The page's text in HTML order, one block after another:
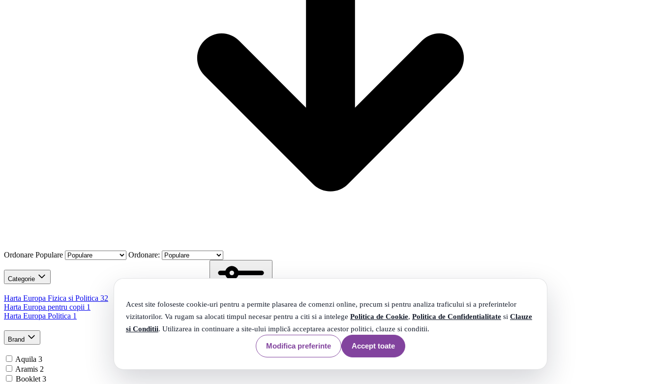
Acest site foloseste cookie-uri pentru a permite plasarea de comenzi online, precum si pentru analiza traficului si a preferintelor
vizitatorilor. Va rugam sa alocati timpul necesar pentru a citi si a intelege Politica de Cookie, Politica de Confidentialitate si Clauze
si Conditii. Utilizarea in continuare a site-ului implică acceptarea acestor politici, clauze si conditii.
Modifica preferinte Accept toate
Ordonare Populare Ordonare:
Categorie
Harta Europa Fizica si Politica 32
Harta Europa pentru copii 1
Harta Europa Politica 1
Brand
Aquila 3
Aramis 2
Booklet 3
38 produse